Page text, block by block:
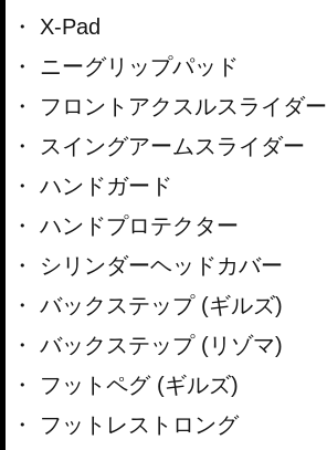
X-Pad
ニーグリップパッド
フロントアクスルスライダー
スイングアームスライダー
ハンドガード
ハンドプロテクター
シリンダーヘッドカバー
バックステップ (ギルズ)
バックステップ (リゾマ)
フットペグ (ギルズ)
フットレストロング